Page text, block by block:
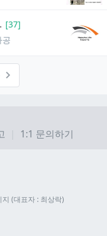
어??? [37]
공
1:1 문의하기
(대표자 : 최상락)